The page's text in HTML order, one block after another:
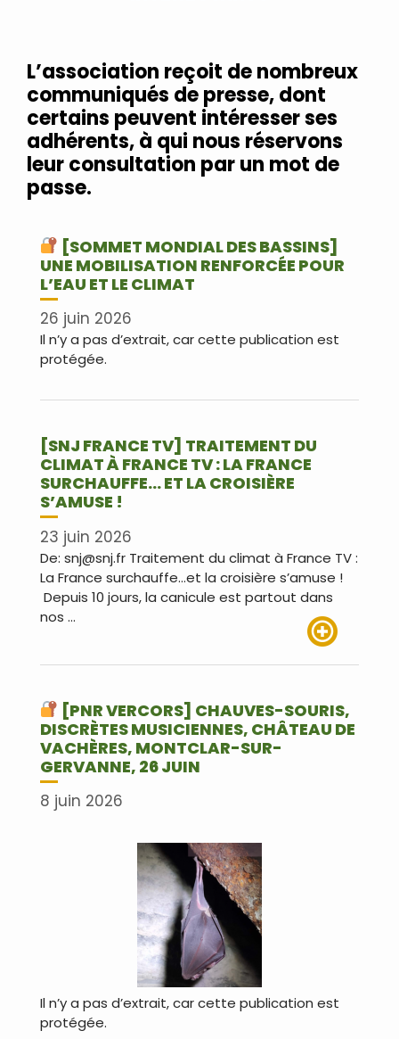
L’association reçoit de nombreux
communiqués de presse,dont
certains peuvent intéresser ses
adhérents,à qui nous réservons
leur consultation par un mot de
passe.
[SOMMET MONDIAL DES BASSINS]
UNE MOBILISATION RENFORCÉE POUR
L’EAU ET LE CLIMAT
26 juin 2026
Il n’y a pas d’extrait, car cette publication est
protégée.
[SNJ FRANCE TV] TRAITEMENT DU
CLIMAT À FRANCE TV : LA FRANCE
SURCHAUFFE… ET LA CROISIÈRE
S’AMUSE !
23 juin 2026
De: snj@snj.fr Traitement du climat à France TV :
La France surchauffe…et la croisière s’amuse !
Depuis 10 jours, la canicule est partout dans
nos …
[PNR VERCORS] CHAUVES-SOURIS,
DISCRÈTES MUSICIENNES, CHÂTEAU DE
VACHÈRES, MONTCLAR-SUR-
GERVANNE, 26 JUIN
8 juin 2026
Il n’y a pas d’extrait, car cette publication est
protégée.